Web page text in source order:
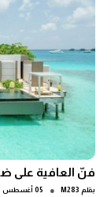
فنّ العافية على
بقلم M283
● 05 أغسطس 2026